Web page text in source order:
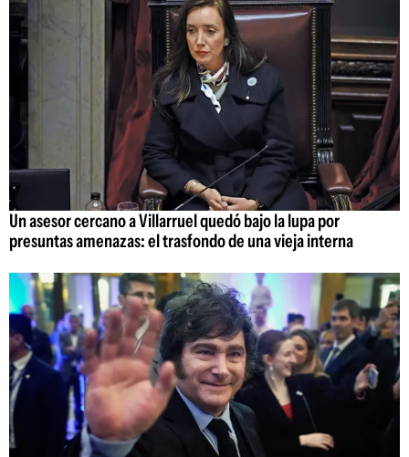
Un asesor cercano a Villarruel quedó bajo la lupa por
presuntas amenazas: el trasfondo de una vieja interna